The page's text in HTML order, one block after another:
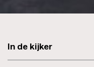
In de kijker